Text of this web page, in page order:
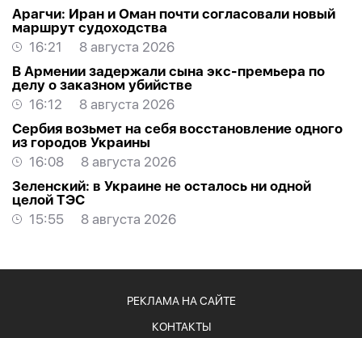
Арагчи: Иран и Оман почти согласовали новый
маршрут судоходства
16:21
8 августа 2026
В Армении задержали сына экс-премьера по
делу о заказном убийстве
16:12
8 августа 2026
Сербия возьмет на себя восстановление одного
из городов Украины
16:08
8 августа 2026
Зеленский: в Украине не осталось ни одной
целой ТЭС
15:55
8 августа 2026
РЕКЛАМА НА САЙТЕ
КОНТАКТЫ